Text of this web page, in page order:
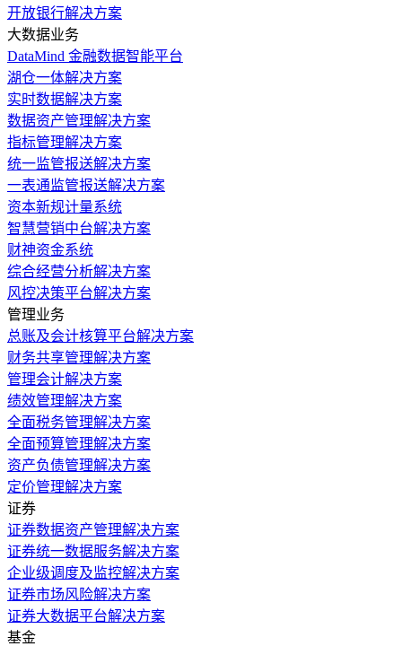
开放银行解决方案
大数据业务
DataMind 金融数据智能平台
湖仓一体解决方案
实时数据解决方案
数据资产管理解决方案
指标管理解决方案
统一监管报送解决方案
一表通监管报送解决方案
资本新规计量系统
智慧营销中台解决方案
财神资金系统
综合经营分析解决方案
风控决策平台解决方案
管理业务
总账及会计核算平台解决方案
财务共享管理解决方案
管理会计解决方案
绩效管理解决方案
全面税务管理解决方案
全面预算管理解决方案
资产负债管理解决方案
定价管理解决方案
证券
证券数据资产管理解决方案
证券统一数据服务解决方案
企业级调度及监控解决方案
证券市场风险解决方案
证券大数据平台解决方案
基金